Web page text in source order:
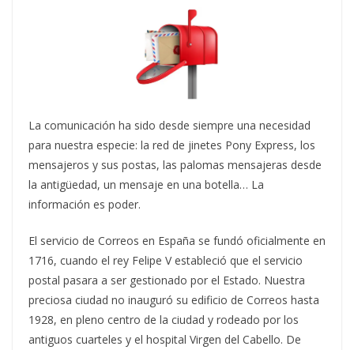
La comunicación ha sido desde siempre una necesidad
para nuestra especie: la red de jinetes Pony Express, los
mensajeros y sus postas, las palomas mensajeras desde
la antigüedad, un mensaje en una botella… La
información es poder.
El servicio de Correos en España se fundó oficialmente en
1716, cuando el rey Felipe V estableció que el servicio
postal pasara a ser gestionado por el Estado. Nuestra
preciosa ciudad no inauguró su edificio de Correos hasta
1928, en pleno centro de la ciudad y rodeado por los
antiguos cuarteles y el hospital Virgen del Cabello. De